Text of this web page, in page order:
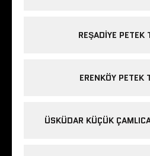
REŞADIYE PETEK
ERENKÖY PETEK
ÜSKÜDAR KÜÇÜK